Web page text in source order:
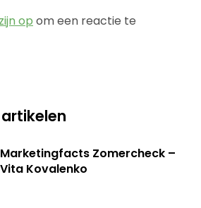
op om een reactie te
Marketingfacts Zomercheck –
Vita Kovalenko